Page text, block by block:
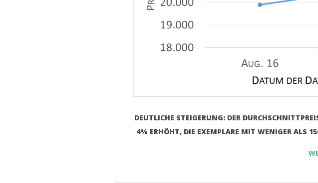
DEUTLICHE STEIGERUNG: DER
4% ERHÖHT, DIE EXEMPLARE MIT WENIGER ALS